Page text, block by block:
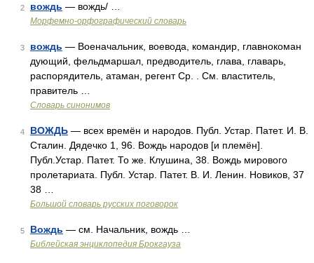
2 вождь — вождь/ …
Морфемно-орфографический словарь
3 вождь — Военачальник, воевода, командир, главнокоман
дующий, фельдмаршал, предводитель, глава, главарь,
распорядитель, атаман, регент Ср. . См. властитель,
правитель …
Словарь синонимов
4 ВОЖДЬ — всех времён и народов. Публ. Устар. Патет. И. В.
Сталин. Дядечко 1, 96. Вождь народов [и племён].
Публ.Устар. Патет. То же. Клушина, 38. Вождь мирового
пролетариата. Публ. Устар. Патет. В. И. Ленин. Новиков, 37
38 …
Большой словарь русских поговорок
5 Вождь — см. Начальник, вождь …
Библейская энциклопедия Брокгауза